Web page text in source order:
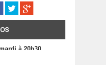
à 20h30